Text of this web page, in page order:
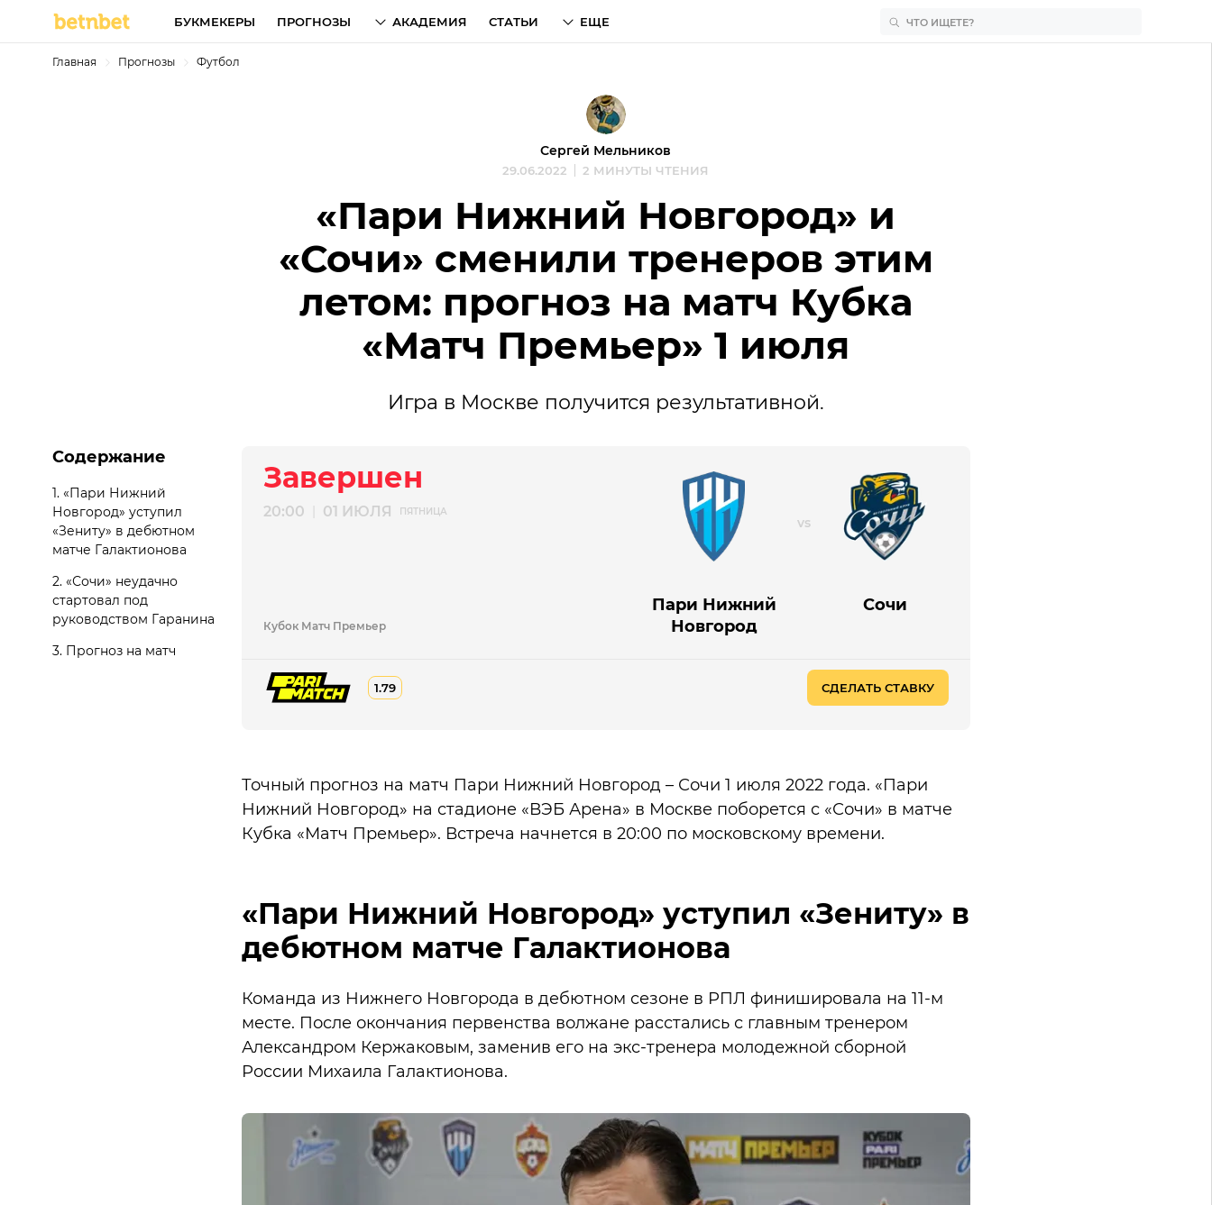
БУКМЕКЕРЫ ПРОГНОЗЫ АКАДЕМИЯ СТАТЬИ ЕЩЕ
Главная Прогнозы Футбол
Сергей Мельников
29.06.2022 2 МИНУТЫ ЧТЕНИЯ
«Пари Нижний Новгород» и
«Сочи» сменили тренеров этим
летом: прогноз на матч Кубка
«Матч Премьер» 1 июля
Игра в Москве получится результативной.
Содержание
1. «Пари Нижний
Новгород» уступил
«Зениту» в дебютном
матче Галактионова
2. «Сочи» неудачно
стартовал под
руководством Гаранина
3. Прогноз на матч
Пари Нижний
Новгород
Сочи
Завершен
20:00 01 ИЮЛЯ ПЯТНИЦА
Кубок Матч Премьер
1.79 СДЕЛАТЬ СТАВКУ
Точный прогноз на матч Пари Нижний Новгород – Сочи 1 июля 2022 года. «Пари
Нижний Новгород» на стадионе «ВЭБ Арена» в Москве поборется с «Сочи» в матче
Кубка «Матч Премьер». Встреча начнется в 20:00 по московскому времени.
«Пари Нижний Новгород» уступил «Зениту» в
дебютном матче Галактионова
Команда из Нижнего Новгорода в дебютном сезоне в РПЛ финишировала на 11-м
месте. После окончания первенства волжане расстались с главным тренером
Александром Кержаковым, заменив его на экс-тренера молодежной сборной
России Михаила Галактионова.